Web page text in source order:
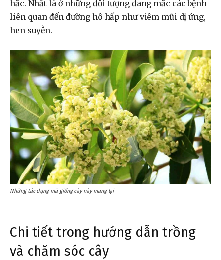
hắc. Nhất là ở những đối tượng đang mắc các bệnh
liên quan đến đường hô hấp như viêm mũi dị ứng,
hen suyễn.
Những tác dụng mà giống cây này mang lại
Chi tiết trong hướng dẫn trồng
và chăm sóc cây